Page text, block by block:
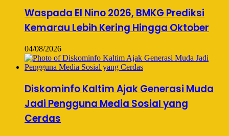
Waspada El Nino 2026, BMKG Prediksi
Kemarau Lebih Kering Hingga Oktober
04/08/2026
Diskominfo Kaltim Ajak Generasi Muda
Jadi Pengguna Media Sosial yang
Cerdas